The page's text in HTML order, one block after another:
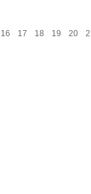
16 17 18 19 20